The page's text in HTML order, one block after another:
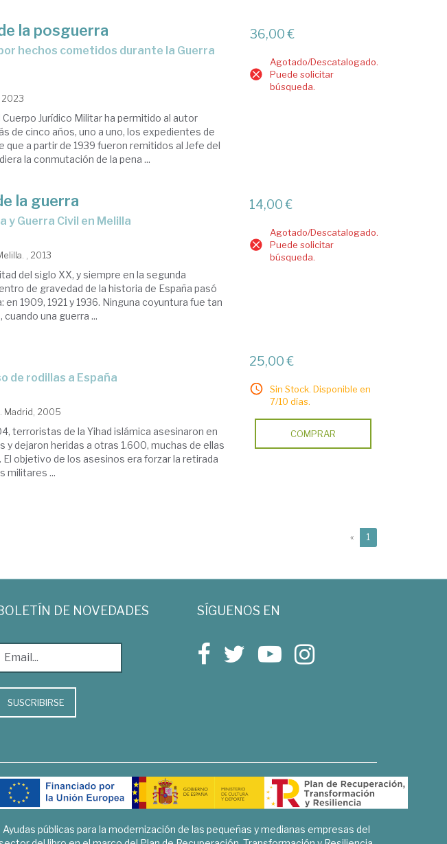
la posguerra
2023
Jurídico Militar ha permitido al autor
de cinco años, uno a uno, los expedientes de
que a partir de 1939 fueron remitidos al Jefe del
la conmutación de la pena ...
36,00 €
Agotado/Descatalogado.
Puede solicitar
búsqueda.
la guerra
y Guerra Civil en Melilla
, 2013
del siglo XX, y siempre en la segunda
de gravedad de la historia de España pasó
1909, 1921 y 1936. Ninguna coyuntura fue tan
una guerra ...
14,00 €
Agotado/Descatalogado.
Puede solicitar
búsqueda.
de rodillas a España
Madrid, 2005
terroristas de la Yihad islámica asesinaron en
y dejaron heridas a otras 1.600, muchas de ellas
objetivo de los asesinos era forzar la retirada
militares ...
25,00 €
Sin Stock. Disponible en
7/10 días.
COMPRAR
« 1
DE NOVEDADES
SUSCRIBIRSE
SÍGUENOS EN
Ayudas públicas para la modernización de las pequeñas y medianas empresas del